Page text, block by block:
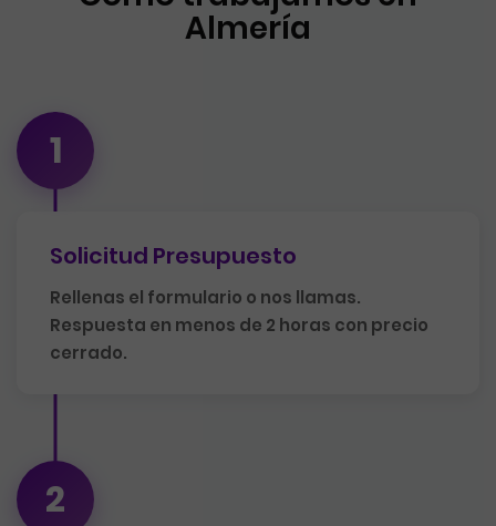
Almería
1
Solicitud Presupuesto
Rellenas el formulario o nos llamas.
Respuesta en menos de 2 horas con precio
cerrado.
2